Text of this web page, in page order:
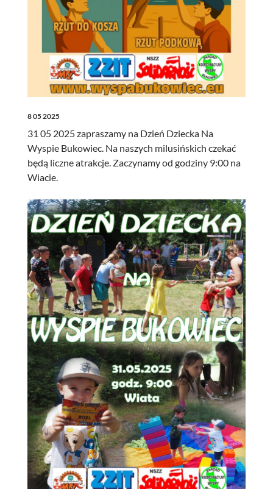
8 05 2025
31 05 2025 zapraszamy na Dzień Dziecka Na
Wyspie Bukowiec. Na naszych milusińskich czekać
będą liczne atrakcje. Zaczynamy od godziny 9:00 na
Wiacie.